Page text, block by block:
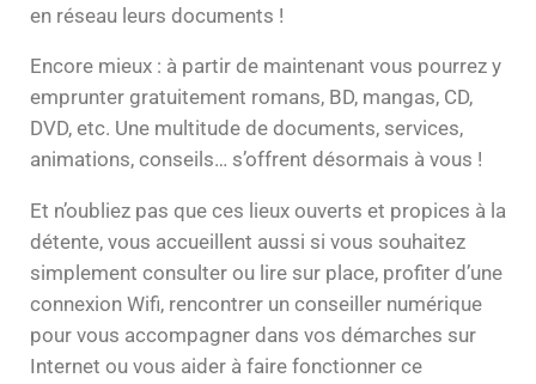
en réseau leurs documents !
Encore mieux : à partir de maintenant vous pourrez y
emprunter gratuitement romans, BD, mangas, CD,
DVD, etc. Une multitude de documents, services,
animations, conseils… s’offrent désormais à vous !
Et n’oubliez pas que ces lieux ouverts et propices à la
détente, vous accueillent aussi si vous souhaitez
simplement consulter ou lire sur place, profiter d’une
connexion Wifi, rencontrer un conseiller numérique
pour vous accompagner dans vos démarches sur
Internet ou vous aider à faire fonctionner ce